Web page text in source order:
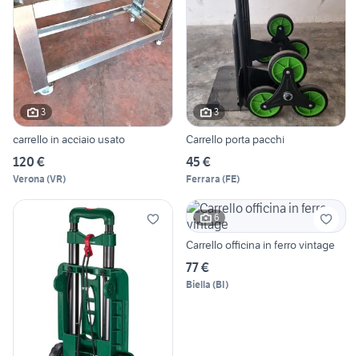
3
carrello in acciaio usato
120 €
Verona (VR)
3
Carrello porta pacchi
45 €
Ferrara (FE)
6
Carrello officina in ferro vintage
77 €
Biella (BI)